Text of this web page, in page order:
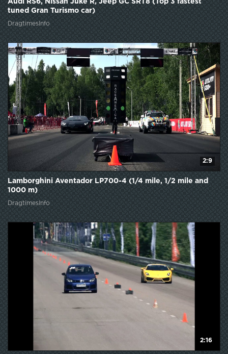
Audi RS6, Nissan Juke R, Jeep GC SRT8 (Top 3 fastest
tuned Gran Turismo car)
DragtimesInfo
2:9
Lamborghini Aventador LP700-4 (1/4 mile, 1/2 mile and
1000 m)
DragtimesInfo
2:16